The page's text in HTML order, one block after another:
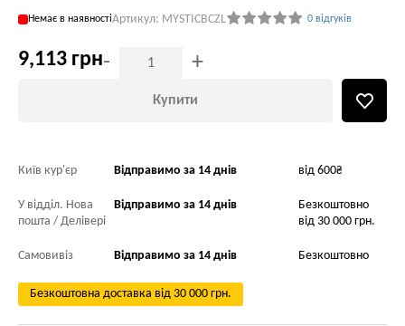
Немає в наявностіАртикул: MYSTICBCZL 0 відгуків
9,113 грн- +
Купити
Київ кур'єр Відправимо за 14 днів від 600₴
У відділ. Нова
пошта / Делівері
Відправимо за 14 днів
Безкоштовно
від 30 000 грн.
Самовивіз Відправимо за 14 днів Безкоштовно
Безкоштовна доставка від 30 000 грн.